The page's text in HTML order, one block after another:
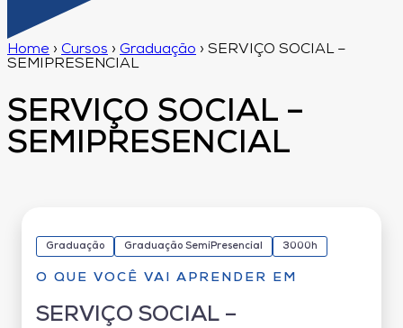
Home › Cursos › Graduação › SERVIÇO SOCIAL –
SEMIPRESENCIAL
SERVIÇO SOCIAL –
SEMIPRESENCIAL
Graduação Graduação SemiPresencial 3000h
O QUE VOCÊ VAI APRENDER EM
SERVIÇO SOCIAL –